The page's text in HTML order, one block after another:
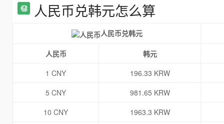
人民币兑韩元怎么算
人民币兑韩元
人民币
韩元
1 CNY
196.33 KRW
5 CNY
981.65 KRW
10 CNY
1963.3 KRW